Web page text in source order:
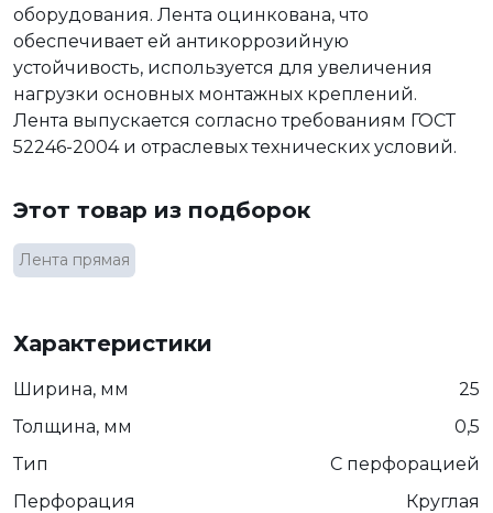
оборудования. Лента оцинкована, что
обеспечивает ей антикоррозийную
устойчивость, используется для увеличения
нагрузки основных монтажных креплений.
Лента выпускается согласно требованиям ГОСТ
52246-2004 и отраслевых технических условий.
Этот товар из подборок
Лента прямая
Характеристики
Ширина, мм
25
Толщина, мм
0,5
Тип
С перфорацией
Перфорация
Круглая